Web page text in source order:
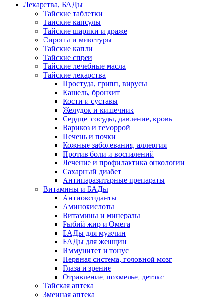
Лекарства, БАДы
Тайские таблетки
Тайские капсулы
Тайские шарики и драже
Сиропы и микстуры
Тайские капли
Тайские спреи
Тайские лечебные масла
Тайские лекарства
Простуда, грипп, вирусы
Кашель, бронхит
Кости и суставы
Желудок и кишечник
Сердце, сосуды, давление, кровь
Варикоз и геморрой
Печень и почки
Кожные заболевания, аллергия
Против боли и воспалений
Лечение и профилактика онкологии
Сахарный диабет
Антипаразитарные препараты
Витамины и БАДы
Антиоксиданты
Аминокислоты
Витамины и минералы
Рыбий жир и Омега
БАДы для мужчин
БАДы для женщин
Иммунитет и тонус
Нервная система, головной мозг
Глаза и зрение
Отравление, похмелье, детокс
Тайская аптека
Змеиная аптека